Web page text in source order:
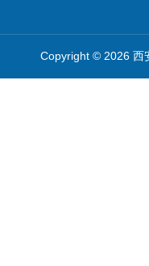
Copyright © 2026 西